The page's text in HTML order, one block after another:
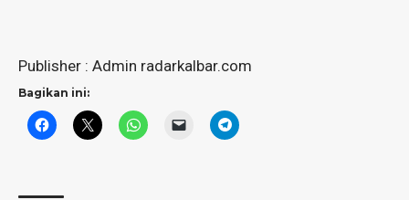
Publisher : Admin radarkalbar.com
Bagikan ini: